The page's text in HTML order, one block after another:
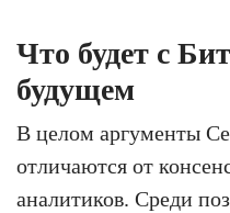
Что будет с
будущем
В целом аргументы
отличаются от
аналитиков. Среди